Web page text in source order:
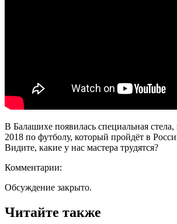
В Балашихе появилась специальная
2018 по футболу, который пройдёт в
Видите, какие у нас мастера трудятся?
Комментарии:
Обсуждение закрыто.
Читайте также